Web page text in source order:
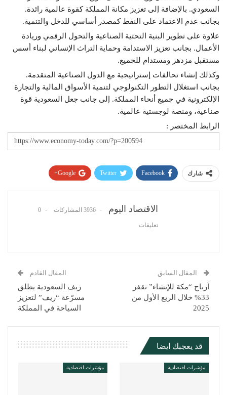
السعودي. بالإضافة إلى تعزيز مكانة المملكة كقوة عالمية رائدة.
بجانب عدم الاعتماد على النفط كمصدر أساسي للدخل والتنمية.
علاوة على تطوير البنية التحتية الصناعية والتحول الرقمي وريادة
الأعمال. بجانب تعزيز الاستدامة وحماية التراث الإنساني لبناء أسس
مستقبل مزدهر ومستدام للجميع.
وكذلك إنشاء تحالفات إستراتيجية مع الدول الصناعية المتقدمة.
بجانب استغلال التطور التكنولوجي لتنمية الأسواق المالية والتجارة
الإلكترونية في جميع أنحاء المملكة. إلى جانب جعل السعودية قوة
صناعية، ومنصة لوجستية عالمية.
الرابط المختصر :
شارك Facebook
Twitter
Google+
الاقتصاد اليوم 3936 المشاركات 0
تعليقات
المقال السابق
أرباح “مكة للإنشاء” تقفز
33% خلال الربع الأول من
2025
المقال القادم
ريف السعودية يطلق
مسرّعة “ريف” لتعزيز
السياحة في المملكة
قد يعجبك ايضا
مؤشرات اقتصادية مؤشرات اقتصادية